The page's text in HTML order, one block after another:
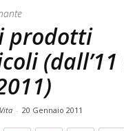
prodotti
(dall’11
- 20 Gennaio 2011